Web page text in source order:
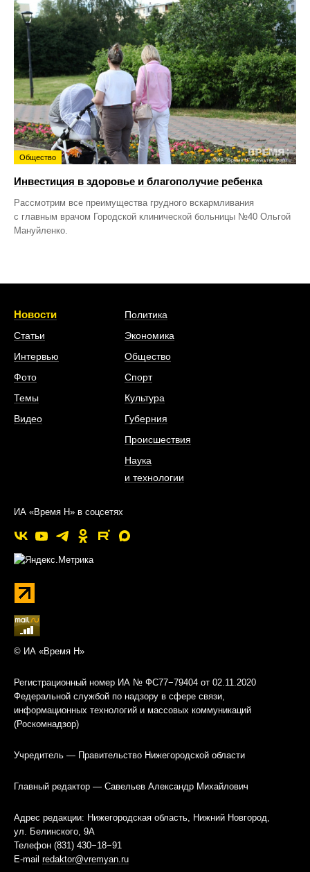
Общество
Инвестиция в здоровье и благополучие ребенка
Рассмотрим все преимущества грудного вскармливания
с главным врачом Городской клинической больницы №40 Ольгой
Мануйленко.
Новости
Статьи
Интервью
Фото
Темы
Видео
Политика
Экономика
Общество
Спорт
Культура
Губерния
Происшествия
Наука
и технологии
ИА «Время Н» в соцсетях
© ИА «Время Н»
Регистрационный номер ИА № ФС77−79404 от 02.11.2020
Федеральной службой по надзору в сфере связи,
информационных технологий и массовых коммуникаций
(Роскомнадзор)
Учредитель — Правительство Нижегородской области
Главный редактор — Савельев Александр Михайлович
Адрес редакции: Нижегородская область, Нижний Новгород,
ул. Белинского, 9А
Телефон (831) 430−18−91
E-mail redaktor@vremyan.ru